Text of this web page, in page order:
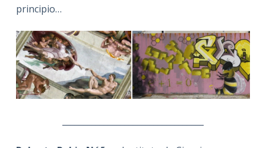
principio…